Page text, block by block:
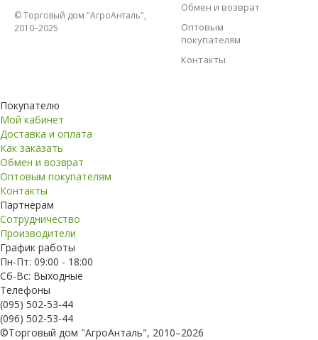
© Торговый дом "АгроАнталь",
2010–2025
Обмен и возврат
Оптовым
покупателям
Контакты
Покупателю
Мой кабинет
Доставка и оплата
Как заказать
Обмен и возврат
Оптовым покупателям
Контакты
Партнерам
Сотрудничество
Производители
График работы
Пн-Пт: 09:00 - 18:00
Сб-Вс: Выходные
Телефоны
(095) 502-53-44
(096) 502-53-44
©Торговый дом "АгроАнталь", 2010–2026